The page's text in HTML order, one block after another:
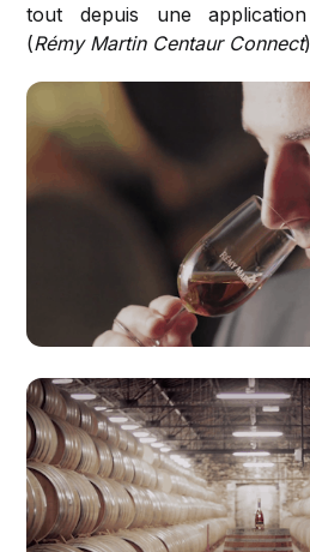
tout depuis une
(Rémy Martin Centaur Connect